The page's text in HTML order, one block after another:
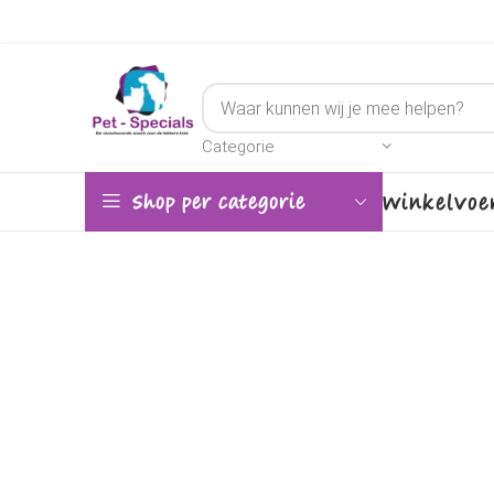
Categorie
Shop per categorie Winkel